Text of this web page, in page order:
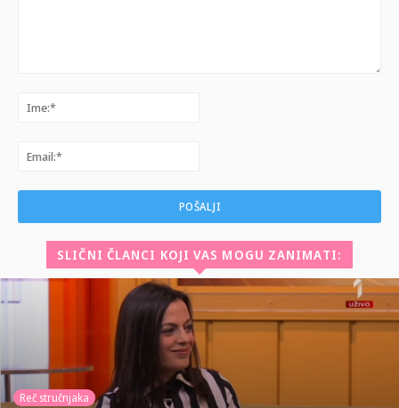
SLIČNI ČLANCI KOJI VAS MOGU ZANIMATI:
Reč stručnjaka